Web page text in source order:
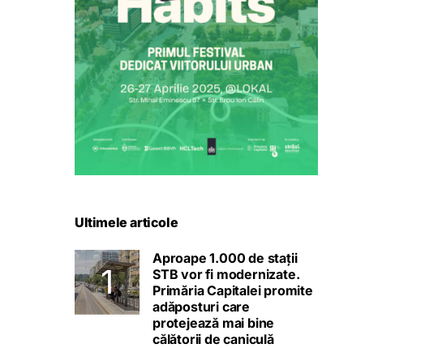
Ultimele articole
Aproape 1.000 de stații
STB vor fi modernizate.
Primăria Capitalei promite
adăposturi care
protejează mai bine
călătorii de caniculă